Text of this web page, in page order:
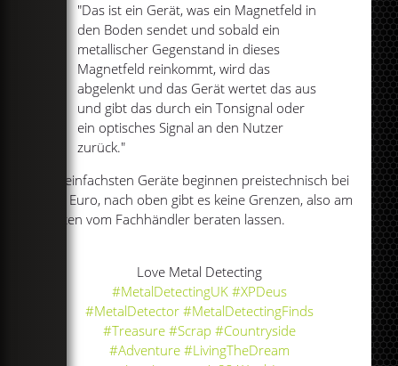
"Das ist ein Gerät, was ein Magnetfeld in
den Boden sendet und sobald ein
metallischer Gegenstand in dieses
Magnetfeld reinkommt, wird das
abgelenkt und das Gerät wertet das aus
und gibt das durch ein Tonsignal oder
ein optisches Signal an den Nutzer
zurück."
Die einfachsten Geräte beginnen preistechnisch bei
300 Euro, nach oben gibt es keine Grenzen, also am
besten vom Fachhändler beraten lassen.
Love Metal Detecting
#MetalDetectingUK #XPDeus
#MetalDetector #MetalDetectingFinds
#Treasure #Scrap #Countryside
#Adventure #LivingTheDream